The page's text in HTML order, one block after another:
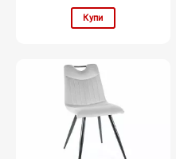
Купи